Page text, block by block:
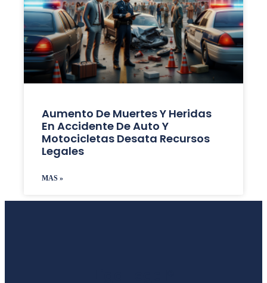
Aumento De Muertes Y Heridas
En Accidente De Auto Y
Motocicletas Desata Recursos
Legales
MAS »